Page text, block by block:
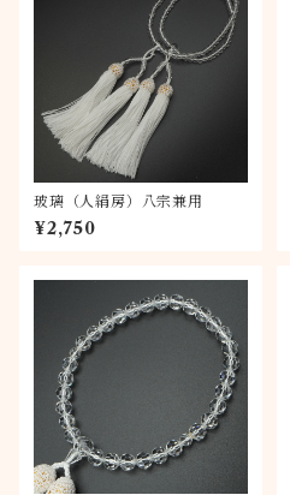
玻璃（人絹房）八宗兼用
¥2,750